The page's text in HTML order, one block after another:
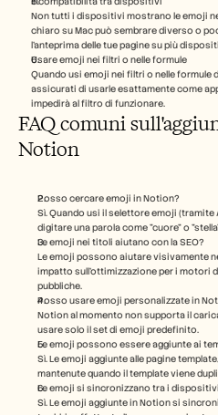
Non tutti i dispositivi mostrano le emoji
chiaro su Mac può sembrare diverso o
l’anteprima delle tue pagine su più
Usare emoji nei filtri o nelle formule
Quando usi emoji nei filtri o nelle formule
assicurati di usarle esattamente come
impedirà al filtro di funzionare.
FAQ comuni
Notion
Posso cercare emoji in Notion?
Sì. Quando usi il selettore emoji
digitare una parola come "cuore" o
Le emoji nei titoli aiutano con la SEO?
Le emoji possono aiutare visivamente
impatto sull'ottimizzazione per i motori
pubbliche.
Posso usare emoji personalizzate in
Notion al momento non supporta il
usare solo il set di emoji predefinito.
Le emoji possono essere aggiunte ai
Sì. Le emoji aggiunte alle pagine
mantenute quando il template viene
Le emoji si sincronizzano tra i
Sì. Le emoji aggiunte in Notion si